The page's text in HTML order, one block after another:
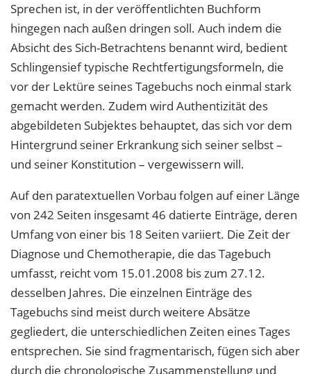
Sprechen ist, in der veröffentlichten Buchform
hingegen nach außen dringen soll. Auch indem die
Absicht des Sich-Betrachtens benannt wird, bedient
Schlingensief typische Rechtfertigungsformeln, die
vor der Lektüre seines Tagebuchs noch einmal stark
gemacht werden. Zudem wird Authentizität des
abgebildeten Subjektes behauptet, das sich vor dem
Hintergrund seiner Erkrankung sich seiner selbst –
und seiner Konstitution – vergewissern will.
Auf den paratextuellen Vorbau folgen auf einer Länge
von 242 Seiten insgesamt 46 datierte Einträge, deren
Umfang von einer bis 18 Seiten variiert. Die Zeit der
Diagnose und Chemotherapie, die das Tagebuch
umfasst, reicht vom 15.01.2008 bis zum 27.12.
desselben Jahres. Die einzelnen Einträge des
Tagebuchs sind meist durch weitere Absätze
gegliedert, die unterschiedlichen Zeiten eines Tages
entsprechen. Sie sind fragmentarisch, fügen sich aber
durch die chronologische Zusammenstellung und